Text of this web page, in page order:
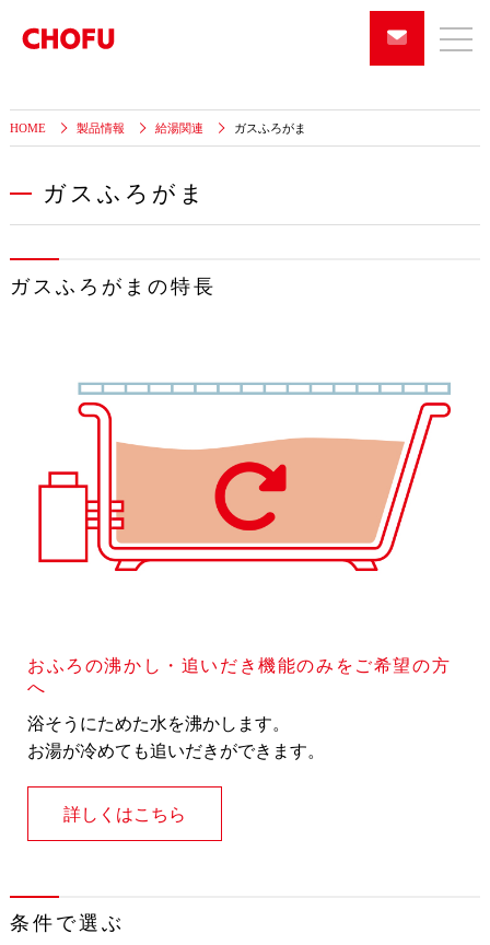
HOME 製品情報 給湯関連 ガスふろがま
ガスふろがま
ガスふろがまの特長
おふろの沸かし・追いだき機能のみをご希望の方
へ
浴そうにためた水を沸かします。
お湯が冷めても追いだきができます。
詳しくはこちら
条件で選ぶ